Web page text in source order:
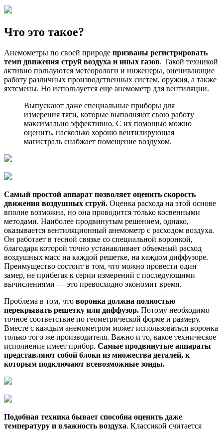
Что это такое?
Анемометры по своей природе призваны регистрировать
темп движения струй воздуха и иных газов. Такой техникой
активно пользуются метеорологи и инженеры, оценивающие
работу различных производственных систем, оружия, а также
яхтсмены. Но используется еще анемометр для вентиляции.
Выпускают даже специальные приборы для
измерения тяги, которые выполняют свою работу
максимально эффективно. С их помощью можно
оценить, насколько хорошо вентилирующая
магистраль снабжает помещение воздухом.
Самый простой аппарат позволяет оценить скорость
движения воздушных струй. Оценка расхода на этой основе
вполне возможна, но она проводится только косвенными
методами. Наиболее продвинутым решением, однако,
оказывается вентиляционный анемометр с расходом воздуха.
Он работает в тесной связке со специальной воронкой,
благодаря которой точно устанавливает объемный расход
воздушных масс на каждой решетке, на каждом диффузоре.
Преимущество состоит в том, что можно провести один
замер, не прибегая к серии измерений с последующими
вычислениями — это превосходно экономит время.
Проблема в том, что воронка должна полностью
перекрывать решетку или диффузор. Потому необходимо
точное соответствие по геометрической форме и размеру.
Вместе с каждым анемометром может использоваться воронка
только того же производителя. Важно и то, какое техническое
исполнение имеет прибор. Самые продвинутые аппараты
представляют собой блоки из множества деталей, к
которым подключают всевозможные зонды.
Подобная техника бывает способна оценить даже
температуру и влажность воздуха. Классикой считается